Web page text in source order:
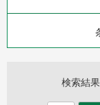
検索結果